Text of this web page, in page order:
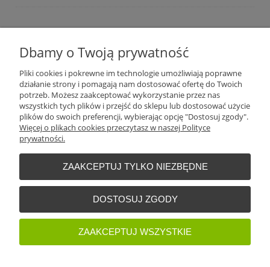
ul. Warszawska 281
26-110Skarżysko-Kamienna
+48 509 457 733
E-mail:plantago@plantago.pl
Pomoc
Płatności i dostawa
Informacje
O nas
Dbamy o Twoją prywatność
Pliki cookies i pokrewne im technologie umożliwiają poprawne
działanie strony i pomagają nam dostosować ofertę do Twoich
potrzeb. Możesz zaakceptować wykorzystanie przez nas
wszystkich tych plików i przejść do sklepu lub dostosować użycie
plików do swoich preferencji, wybierając opcję "Dostosuj zgody".
Więcej o plikach cookies przeczytasz w naszej Polityce
prywatności.
ZAAKCEPTUJ TYLKO NIEZBĘDNE
DOSTOSUJ ZGODY
ZAAKCEPTUJ WSZYSTKIE